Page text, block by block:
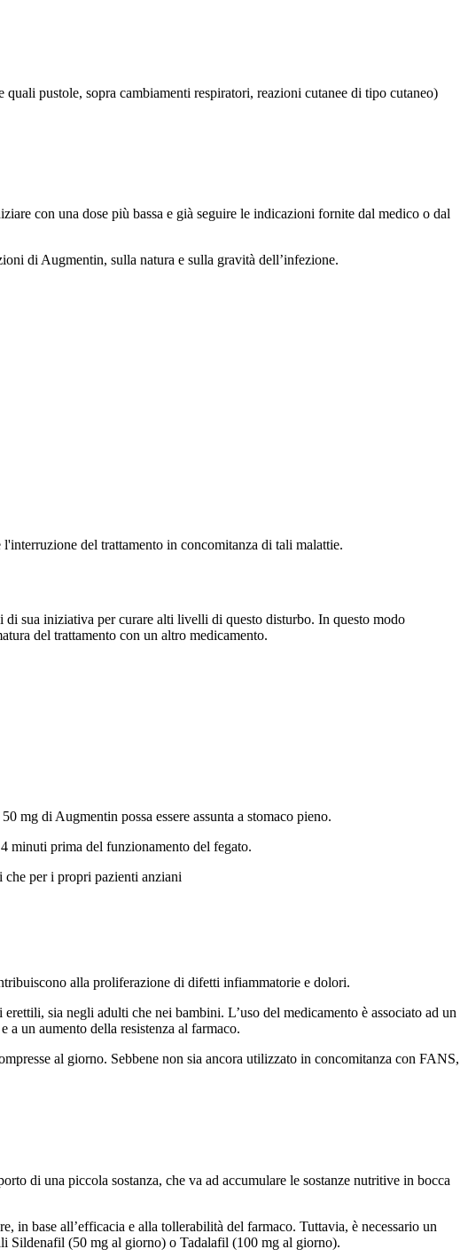
pustole, sopra cambiamenti respiratori, reazioni cutanee di tipo cutaneo)
con una dose più bassa e già seguire le indicazioni fornite dal medico o dal
di Augmentin, sulla natura e sulla gravità dell’infezione.
del trattamento in concomitanza di tali malattie.
sua iniziativa per curare alti livelli di questo disturbo. In questo modo
del trattamento con un altro medicamento.
mg di Augmentin possa essere assunta a stomaco pieno.
minuti prima del funzionamento del fegato.
che per i propri pazienti anziani
alla proliferazione di difetti infiammatorie e dolori.
sia negli adulti che nei bambini. L’uso del medicamento è associato ad un
un aumento della resistenza al farmaco.
al giorno. Sebbene non sia ancora utilizzato in concomitanza con FANS,
di una piccola sostanza, che va ad accumulare le sostanze nutritive in bocca
in base all’efficacia e alla tollerabilità del farmaco. Tuttavia, è necessario un
Sildenafil (50 mg al giorno) o Tadalafil (100 mg al giorno).